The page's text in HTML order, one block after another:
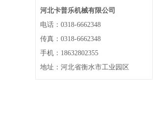
河北卡普乐机械有限公司
电话：0318-6662348
传真：0318-6662348
手机：18632802355
地址：河北省衡水市工业园区